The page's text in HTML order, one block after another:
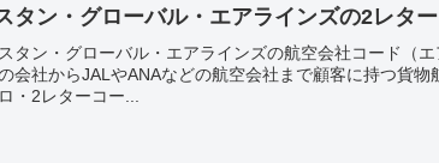
タン・グローバル・エアラインズの2レタ
タン・グローバル・エアラインズの航空会社コード（
会社からJALやANAなどの航空会社まで顧客に持つ貨
・2レターコー...